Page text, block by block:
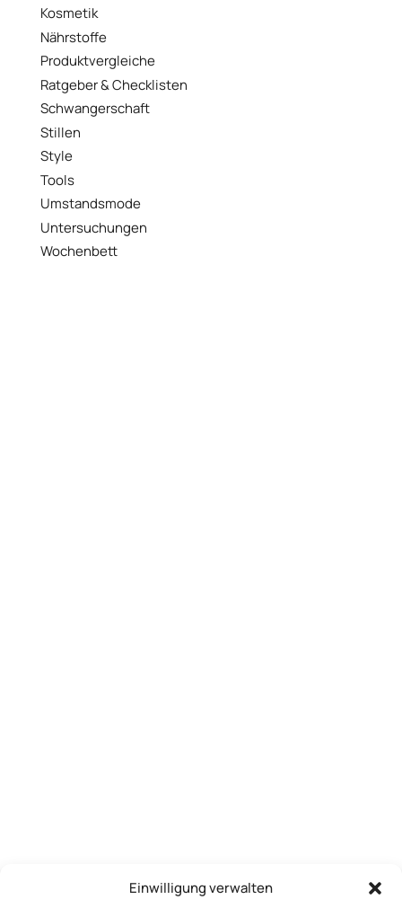
Einwilligung verwalten
Kosmetik
Nährstoffe
Produktvergleiche
Ratgeber & Checklisten
Schwangerschaft
Stillen
Style
Tools
Umstandsmode
Untersuchungen
Wochenbett